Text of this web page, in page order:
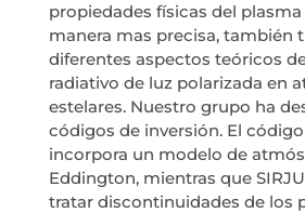
propiedades físicas del
manera mas precisa, también
diferentes aspectos teóricos
radiativo de luz polarizada en
estelares. Nuestro grupo ha
códigos de inversión. El
incorpora un modelo de
Eddington, mientras que
tratar discontinuidades de los